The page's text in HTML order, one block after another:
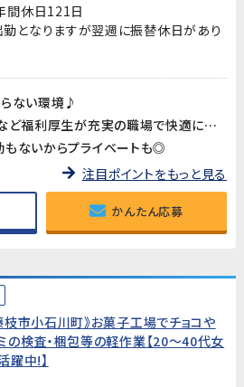
間休日121日
となりますが翌週に振替休日があり
ない環境♪
仮眠室やカフェ、ジムなど福利厚生が充実の職場で快適に働ける!
ないからプライベートも◎
注目ポイントをもっと見る
かんたん応募
枝市小石川町》お菓子工場でチョコや
の検査・梱包等の軽作業【20～40代女
躍中!】